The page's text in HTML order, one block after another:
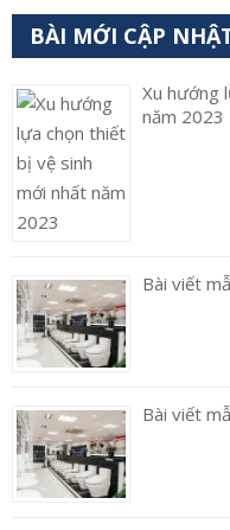
BÀI MỚI CẬP
Xu hướng
năm 2023
Bài viết
Bài viết